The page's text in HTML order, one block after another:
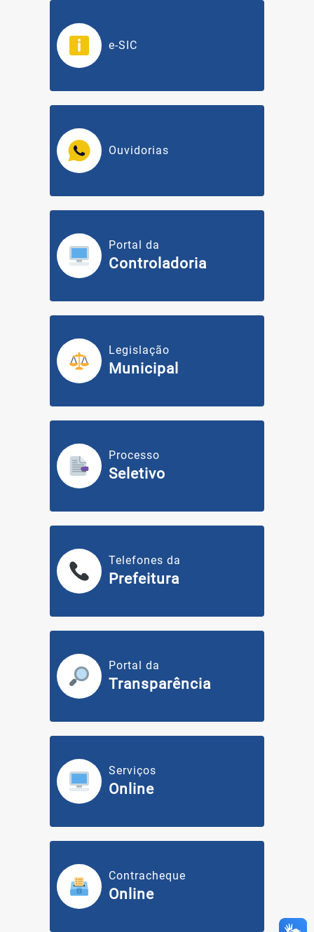
e-SIC
Ouvidorias
Portal da
Controladoria
Legislação
Municipal
Processo
Seletivo
Telefones da
Prefeitura
Portal da
Transparência
Serviços
Online
Contracheque
Online